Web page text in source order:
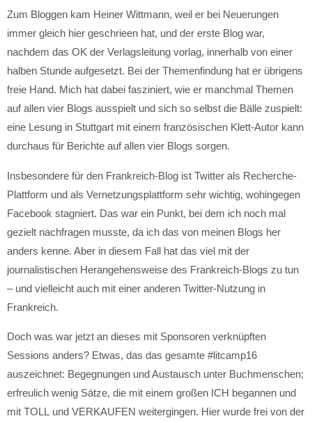
Zum Bloggen kam Heiner Wittmann, weil er bei Neuerungen
immer gleich hier geschrieen hat, und der erste Blog war,
nachdem das OK der Verlagsleitung vorlag, innerhalb von einer
halben Stunde aufgesetzt. Bei der Themenfindung hat er übrigens
freie Hand. Mich hat dabei fasziniert, wie er manchmal Themen
auf allen vier Blogs ausspielt und sich so selbst die Bälle zuspielt:
eine Lesung in Stuttgart mit einem französischen Klett-Autor kann
durchaus für Berichte auf allen vier Blogs sorgen.
Insbesondere für den Frankreich-Blog ist Twitter als Recherche-
Plattform und als Vernetzungsplattform sehr wichtig, wohingegen
Facebook stagniert. Das war ein Punkt, bei dem ich noch mal
gezielt nachfragen musste, da ich das von meinen Blogs her
anders kenne. Aber in diesem Fall hat das viel mit der
journalistischen Herangehensweise des Frankreich-Blogs zu tun
– und vielleicht auch mit einer anderen Twitter-Nutzung in
Frankreich.
Doch was war jetzt an dieses mit Sponsoren verknüpften
Sessions anders? Etwas, das das gesamte #litcamp16
auszeichnet: Begegnungen und Austausch unter Buchmenschen;
erfreulich wenig Sätze, die mit einem großen ICH begannen und
mit TOLL und VERKAUFEN weitergingen. Hier wurde frei von der